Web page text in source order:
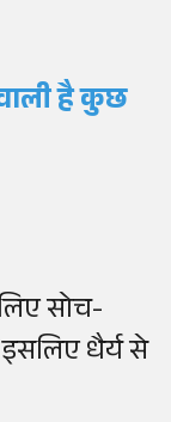
है कुछ
सोच-
धैर्य से